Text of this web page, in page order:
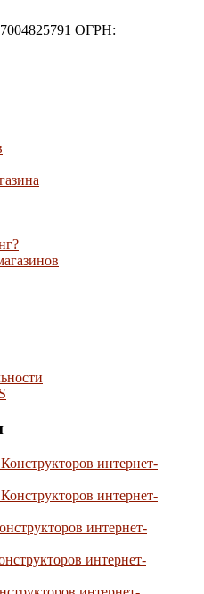
ОГРН:
интернет-
интернет-
интернет-
интернет-